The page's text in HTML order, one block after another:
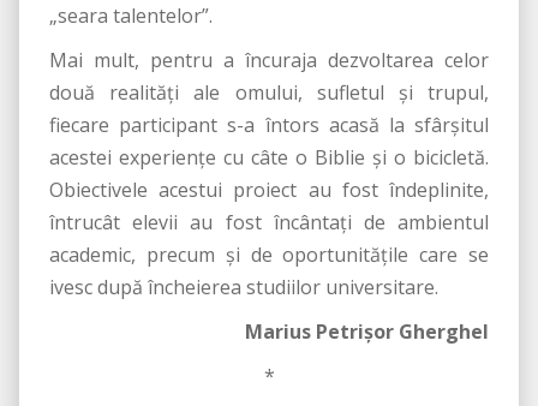
„seara talentelor”.
Mai mult, pentru a încuraja dezvoltarea celor
două realităţi ale omului, sufletul şi trupul,
fiecare participant s-a întors acasă la sfârşitul
acestei experienţe cu câte o Biblie şi o bicicletă.
Obiectivele acestui proiect au fost îndeplinite,
întrucât elevii au fost încântaţi de ambientul
academic, precum şi de oportunităţile care se
ivesc după încheierea studiilor universitare.
Marius Petrişor Gherghel
*